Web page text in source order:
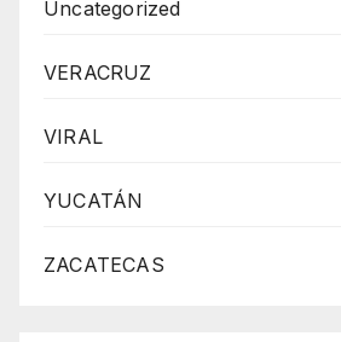
Uncategorized
VERACRUZ
VIRAL
YUCATÁN
ZACATECAS